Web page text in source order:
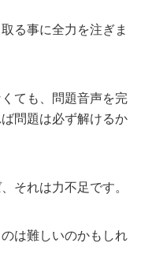
る事に全力を注ぎま
ても、問題音声を完
問題は必ず解けるか
それは力不足です。
は難しいのかもしれ